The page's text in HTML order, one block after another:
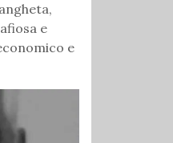
e
e